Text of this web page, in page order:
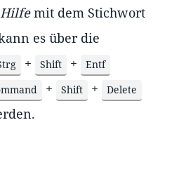
Hilfemit dem Stichwort
es über die
+ Shift + Entf
+ Shift + Delete